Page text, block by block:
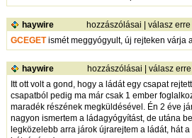
haywire hozzászólásai |válasz erre
GCEGETismét meggyógyult, új rejteken várja
haywire hozzászólásai |válasz erre
Itt ott volt a gond, hogy a ládát egy csapat
csapatból pedig ma már csak 1 ember
maradék részének megküldésével. Én 2 éve
nagyon ismertem a ládagyógyítást, de utána
legközelebb arra járok újrarejtem a ládát, hát